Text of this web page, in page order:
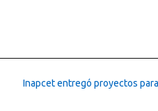
Inapcet entregó proyectos